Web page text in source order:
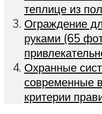
теплице из
Ограждение
руками (65
Охранные
современные
критерии